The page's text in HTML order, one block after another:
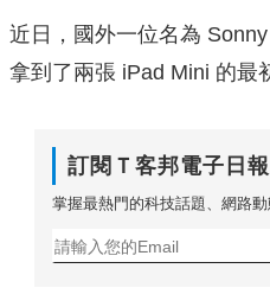
近日，國外一位名為
拿到了兩張 iPad Mini 的最
訂閱Ｔ客邦電子日報
掌握最熱門的科技話題、網路